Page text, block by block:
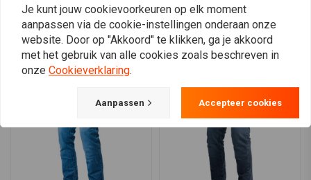
Carhartt label op de zak genaaid voor branding
Vergelijkbare producten
Je kunt jouw cookievoorkeuren op elk moment
aanpassen via de cookie-instellingen onderaan onze
website. Door op "Akkoord" te klikken, ga je akkoord
met het gebruik van alle cookies zoals beschreven in
onze Cookieverklaring.
Aanpassen Accepteer cookies